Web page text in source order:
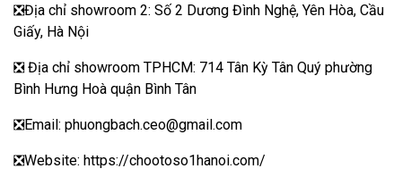
❎Địa chỉ showroom 2: Số 2 Dương Đình Nghệ, Yên Hòa, Cầu
Giấy, Hà Nội
❎ Địa chỉ showroom TPHCM: 714 Tân Kỳ Tân Quý phường
Bình Hưng Hoà quận Bình Tân
❎Email: phuongbach.ceo@gmail.com
❎Website: https://chootoso1hanoi.com/